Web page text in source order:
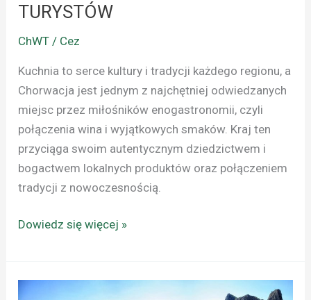
TURYSTÓW
ChWT / Cez
Kuchnia to serce kultury i tradycji każdego regionu, a
Chorwacja jest jednym z najchętniej odwiedzanych
miejsc przez miłośników enogastronomii, czyli
połączenia wina i wyjątkowych smaków. Kraj ten
przyciąga swoim autentycznym dziedzictwem i
bogactwem lokalnych produktów oraz połączeniem
tradycji z nowoczesnością.
Dowiedz się więcej »
CHORWACJA: